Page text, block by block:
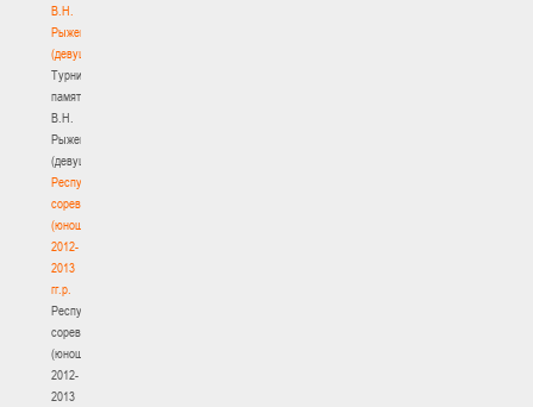
В.Н.
Рыженкова
(девушки)
Турнир
памяти
В.Н.
Рыженкова
(девушки)
Республиканские
соревнования
(юноши)
2012-
2013
гг.р.
Республиканские
соревнования
(юноши)
2012-
2013